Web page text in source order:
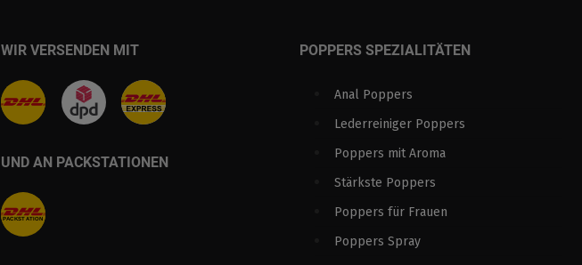
WIR VERSENDEN MIT
UND AN PACKSTATIONEN
POPPERS SPEZIALITÄTEN
Anal Poppers
Lederreiniger Poppers
Poppers mit Aroma
Stärkste Poppers
Poppers für Frauen
Poppers Spray